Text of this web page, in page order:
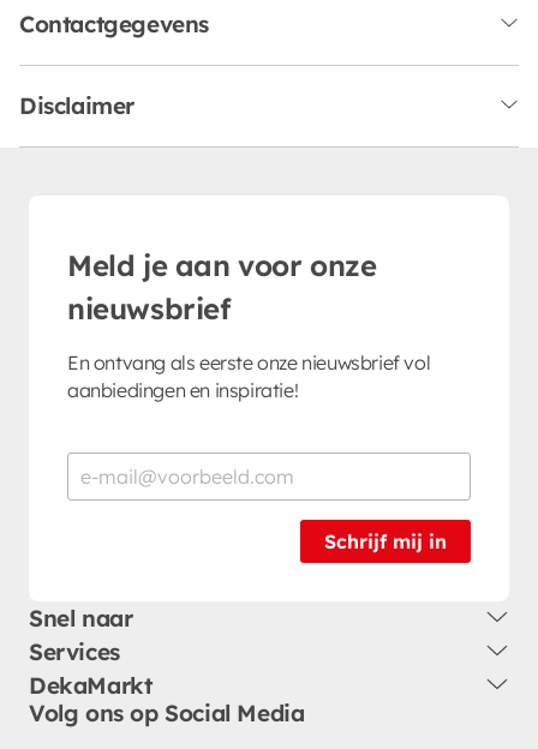
Contactgegevens
Disclaimer
Meld je aan voor onze
nieuwsbrief
En ontvang als eerste onze nieuwsbrief vol
aanbiedingen en inspiratie!
Schrijf mij in
Snel naar
Services
DekaMarkt
Volg ons op Social Media